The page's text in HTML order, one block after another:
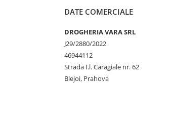
DATE COMERCIALE
DROGHERIA VARA SRL
J29/2880/2022
46944112
Strada I.l. Caragiale nr. 62
Blejoi, Prahova